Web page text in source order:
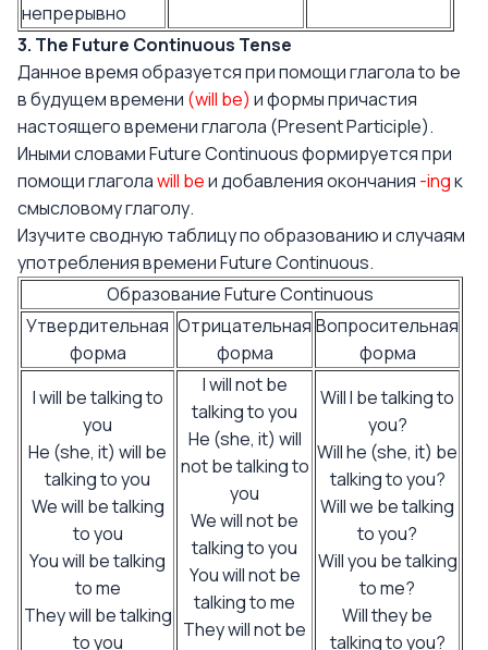
непрерывно
3. The Future Continuous Tense
Данное время образуется при помощи глагола to be
в будущем времени (will be) и формы причастия
настоящего времени глагола (Present Participle).
Иными словами Future Continuous формируется при
помощи глаголаwill beи добавления окончания -ingк
смысловому глаголу.
Изучите сводную таблицу по образованию и случаям
употребления времени Future Continuous.
Образование Future Continuous
Утвердительная
форма
Отрицательная
форма
Вопросительная
форма
I will be talking to
you
He (she, it) will be
talking to you
We will be talking
to you
You will be talking
to me
They will be talking
to you
I will not be
talking to you
He (she, it) will
not be talking to
you
We will not be
talking to you
You will not be
talking to me
They will not be
Will I be talking to
you?
Will he (she, it) be
talking to you?
Will we be talking
to you?
Will you be talking
to me?
Will they be
talking to you?